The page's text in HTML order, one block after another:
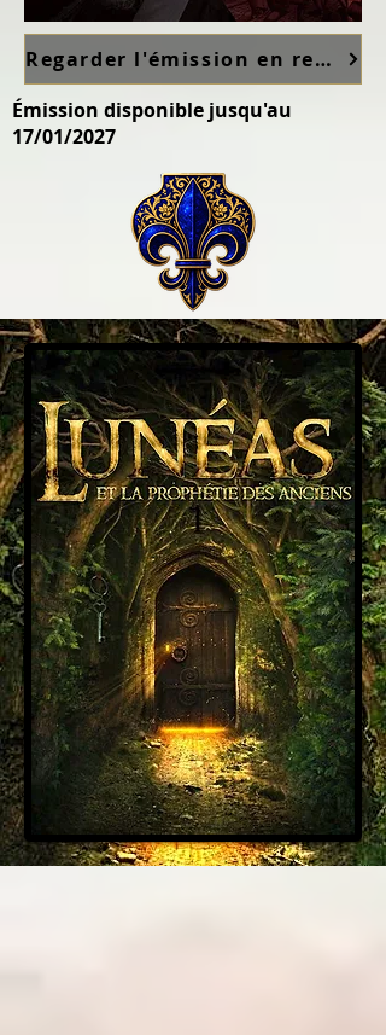
Regarder l'émission en replay sur France TV ici
Émission disponible jusqu'au
17/01/2027